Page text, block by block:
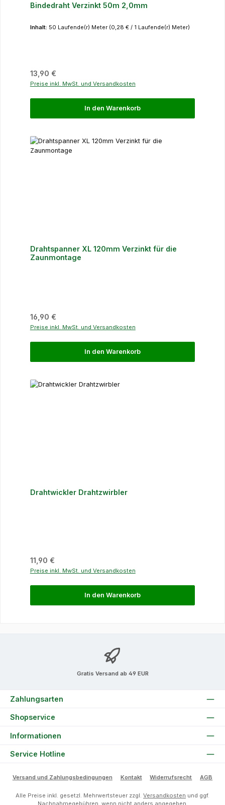
Bindedraht Verzinkt 50m 2,0mm
Inhalt: 50 Laufende(r) Meter (0,28 € / 1 Laufende(r) Meter)
Regulärer Preis:
13,90 €
Preise inkl. MwSt. und Versandkosten
In den Warenkorb
Drahtspanner XL 120mm Verzinkt für die
Zaunmontage
Regulärer Preis:
16,90 €
Preise inkl. MwSt. und Versandkosten
In den Warenkorb
Drahtwickler Drahtzwirbler
Regulärer Preis:
11,90 €
Preise inkl. MwSt. und Versandkosten
In den Warenkorb
Gratis Versand ab 49 EUR
Zahlungsarten
Shopservice
Informationen
Service Hotline
Versand und Zahlungsbedingungen Kontakt Widerrufsrecht AGB
Alle Preise inkl. gesetzl. Mehrwertsteuer zzgl. Versandkosten und ggf.
Nachnahmegebühren, wenn nicht anders angegeben.